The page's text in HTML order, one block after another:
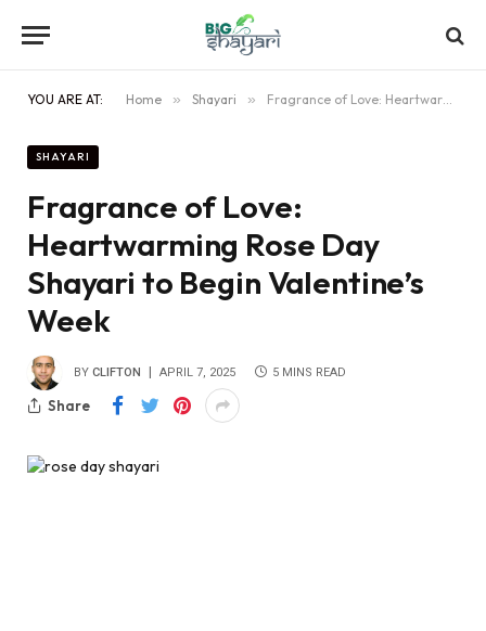
YOU ARE AT: Home » Shayari » Fragrance of Love: Heartwarming Rose Day Shayari to Begin Valentine’s Week
SHAYARI
Fragrance of Love:
Heartwarming Rose Day
Shayari to Begin Valentine’s
Week
BY CLIFTON APRIL 7, 2025 5 MINS READ
Share